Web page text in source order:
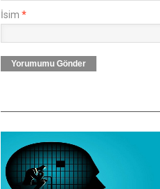
İsim *
Yorumumu Gönder